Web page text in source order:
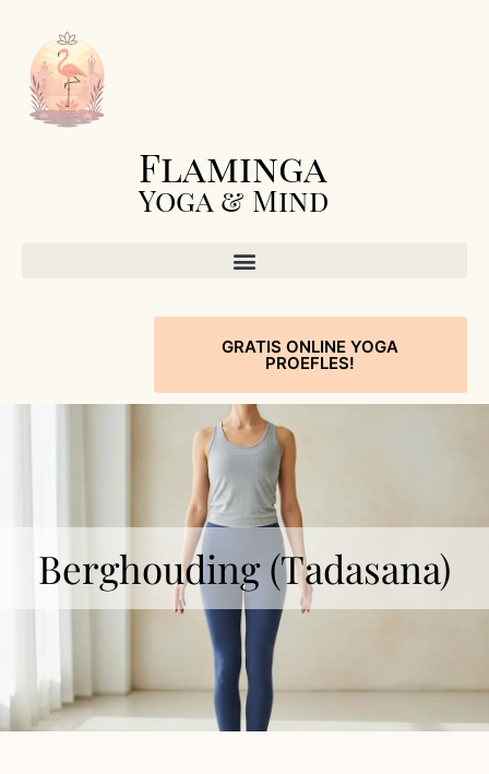
Flaminga
Yoga & Mind
GRATIS ONLINE YOGA
PROEFLES!
Berghouding (Tadasana)